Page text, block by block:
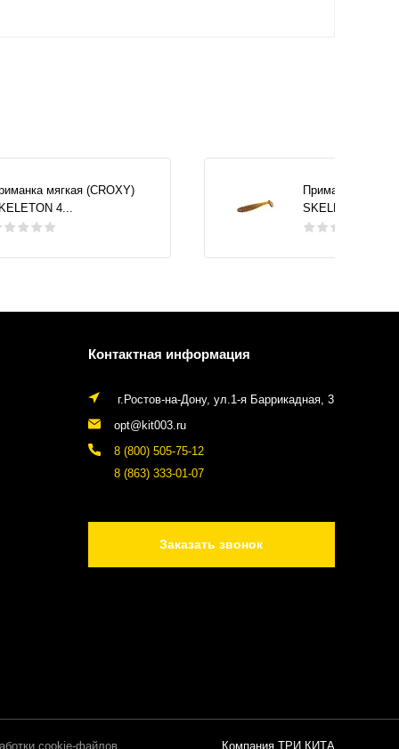
мягкая (CROXY)
4...
Приманка мягкая
SKELETON 4...
Контактная информация
г.Ростов-на-Дону, ул.1-я Баррикадная, 3
opt@kit003.ru
8 (800) 505-75-12
8 (863) 333-01-07
Заказать звонок